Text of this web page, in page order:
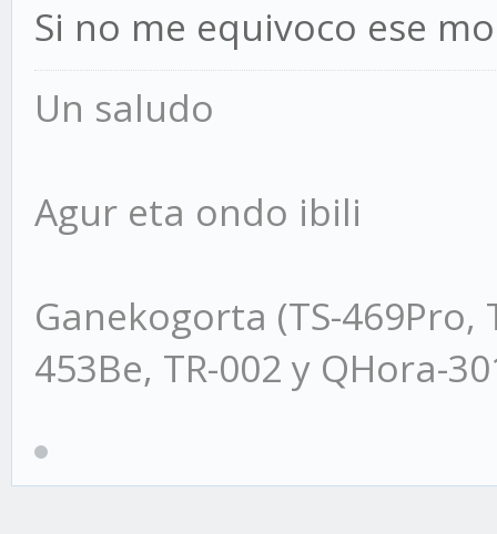
Si no me equivoco ese
Un saludo
Agur eta ondo ibili
Ganekogorta (TS-469Pro,
453Be, TR-002 y QHora-